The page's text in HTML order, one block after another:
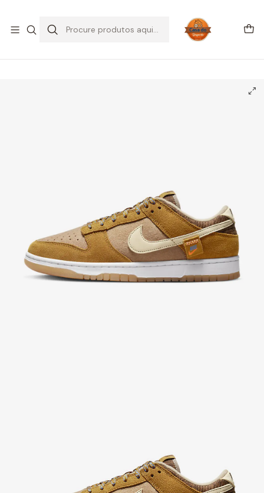
Início CALÇADO Nike
Dunk Low
Nike Dunk Low SE Teddy Bear Praline